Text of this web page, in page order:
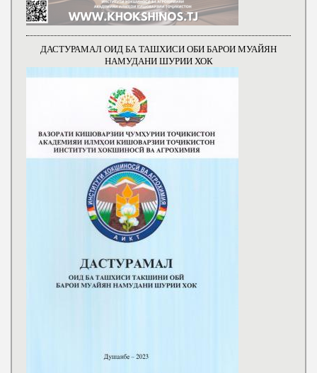
ДАСТУРАМАЛ ОИД БА ТАШХИСИ ОБИ БАРОИ МУАЙЯН
НАМУДАНИ ШУРИИ ХОК